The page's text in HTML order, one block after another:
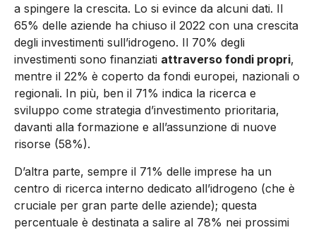
a spingere la crescita. Lo si evince da alcuni dati. Il
65% delle aziende ha chiuso il 2022 con una crescita
degli investimenti sull’idrogeno. Il 70% degli
investimenti sono finanziati attraverso fondi propri,
mentre il 22% è coperto da fondi europei, nazionali o
regionali. In più, ben il 71% indica la ricerca e
sviluppo come strategia d’investimento prioritaria,
davanti alla formazione e all’assunzione di nuove
risorse (58%).
D’altra parte, sempre il 71% delle imprese ha un
centro di ricerca interno dedicato all’idrogeno (che è
cruciale per gran parte delle aziende); questa
percentuale è destinata a salire al 78% nei prossimi